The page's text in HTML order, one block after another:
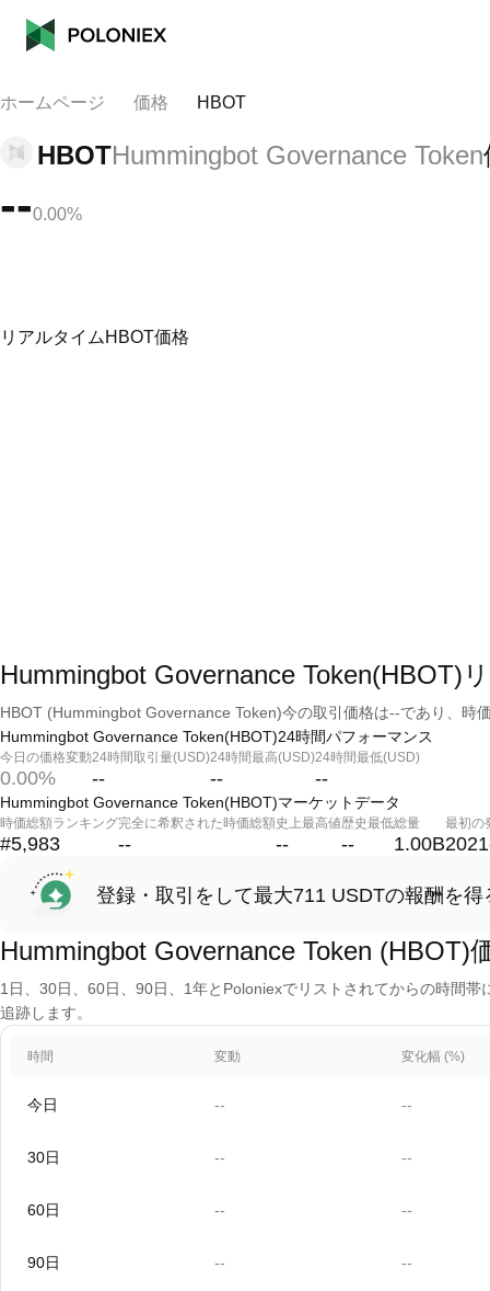
ホームページ 価格 HBOT
HBOTHummingbot Governance Token
--0.00%
リアルタイムHBOT価格
Hummingbot Governance Token(HBOT)
HBOT (Hummingbot Governance Token)今の取引価格は--であり、時
Hummingbot Governance Token(HBOT)24時間パフォーマンス
今日の価格変動
0.00%
24時間取引量(USD)
--
24時間最高(USD)
--
24時間最低(USD)
--
Hummingbot Governance Token(HBOT)マーケットデータ
時価総額ランキング
#5,983
完全に希釈された時価総額
--
史上最高値
--
歴史最低
--
総量
1.00B
最初の
登録・取引をして最大711 USDTの報酬を得
Hummingbot Governance Token (HBOT)
1日、30日、60日、90日、1年とPoloniexでリストされてからの時間
追跡します。
時間 変動 変化幅 (%)
今日 -- --
30日 -- --
60日 -- --
90日 -- --